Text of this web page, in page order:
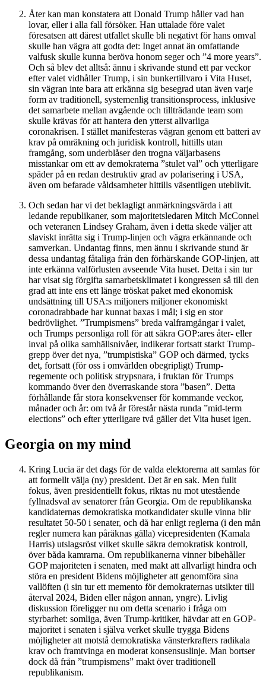
Åter kan man konstatera att Donald Trump håller vad han
lovar, eller i alla fall försöker. Han uttalade före valet
föresatsen att därest utfallet skulle bli negativt för hans omval
skulle han vägra att godta det: Inget annat än omfattande
valfusk skulle kunna beröva honom seger och ”4 more years”.
Och så blev det alltså: ännu i skrivande stund ett par veckor
efter valet vidhåller Trump, i sin bunkertillvaro i Vita Huset,
sin vägran inte bara att erkänna sig besegrad utan även varje
form av traditionell, systemenlig transitionsprocess, inklusive
det samarbete mellan avgående och tillträdande team som
skulle krävas för att hantera den ytterst allvarliga
coronakrisen. I stället manifesteras vägran genom ett batteri av
krav på omräkning och juridisk kontroll, hittills utan
framgång, som underblåser den trogna väljarbasens
misstankar om ett av demokraterna ”stulet val” och ytterligare
späder på en redan destruktiv grad av polarisering i USA,
även om befarade våldsamheter hittills väsentligen uteblivit.
Och sedan har vi det beklagligt anmärkningsvärda i att
ledande republikaner, som majoritetsledaren Mitch McConnel
och veteranen Lindsey Graham, även i detta skede väljer att
slaviskt inrätta sig i Trump-linjen och vägra erkännande och
samverkan. Undantag finns, men ännu i skrivande stund är
dessa undantag fåtaliga från den förhärskande GOP-linjen, att
inte erkänna valförlusten avseende Vita huset. Detta i sin tur
har visat sig förgifta samarbetsklimatet i kongressen så till den
grad att inte ens ett länge tröskat paket med ekonomisk
undsättning till USA:s miljoners miljoner ekonomiskt
coronadrabbade har kunnat baxas i mål; i sig en stor
bedrövlighet. ”Trumpismens” breda valframgångar i valet,
och Trumps personliga roll för att säkra GOP:ares åter- eller
inval på olika samhällsnivåer, indikerar fortsatt starkt Trump-
grepp över det nya, ”trumpistiska” GOP och därmed, tycks
det, fortsatt (för oss i omvärlden obegripligt) Trump-
regemente och politisk strypsnara, i fruktan för Trumps
kommando över den överraskande stora ”basen”. Detta
förhållande får stora konsekvenser för kommande veckor,
månader och år: om två år förestår nästa runda ”mid-term
elections” och efter ytterligare två gäller det Vita huset igen.
Georgia on my mind
Kring Lucia är det dags för de valda elektorerna att samlas för
att formellt välja (ny) president. Det är en sak. Men fullt
fokus, även presidentiellt fokus, riktas nu mot utestående
fyllnadsval av senatorer från Georgia. Om de republikanska
kandidaternas demokratiska motkandidater skulle vinna blir
resultatet 50-50 i senater, och då har enligt reglerna (i den mån
regler numera kan påräknas gälla) vicepresidenten (Kamala
Harris) utslagsröst vilket skulle säkra demokratisk kontroll,
över båda kamrarna. Om republikanerna vinner bibehåller
GOP majoriteten i senaten, med makt att allvarligt hindra och
störa en president Bidens möjligheter att genomföra sina
vallöften (i sin tur ett memento för demokraternas utsikter till
återval 2024, Biden eller någon annan, yngre). Livlig
diskussion föreligger nu om detta scenario i fråga om
styrbarhet: somliga, även Trump-kritiker, hävdar att en GOP-
majoritet i senaten i själva verket skulle trygga Bidens
möjligheter att motstå demokratiska vänsterkrafters radikala
krav och framtvinga en moderat konsensuslinje. Man bortser
dock då från ”trumpismens” makt över traditionell
republikanism.